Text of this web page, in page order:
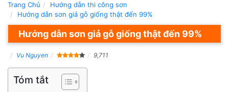
Trang Chủ
Hướng dẫn thi công sơn
Hướng dẫn sơn giả gỗ giống thật đến 99%
Hướng dẫn sơn giả gỗ giống thật đến 99%
Vu Nguyen 9,711
Tóm tắt